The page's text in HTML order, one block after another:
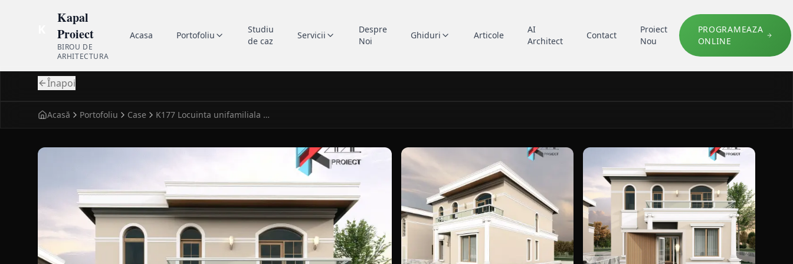
Kapal
Proiect
BIROU DE
ARHITECTURA
Acasa Portofoliu
Studiu
de caz
Servicii
Despre
Noi
Ghiduri Articole
AI
Architect
Contact
Proiect
Nou
PROGRAMEAZA
ONLINE
Înapoi
Acasă Portofoliu Case K177 Locuinta unifamiliala P+1E
fatada principala pentru case clasic K177 Locuinta unifamiliala P+1E in Constanta, portofoliu Kapal Proiect.vedere laterala pentru case clasic K177 Locuinta unifamiliala P+1E in Constanta,
detaliu fatada pentru case clasic K177